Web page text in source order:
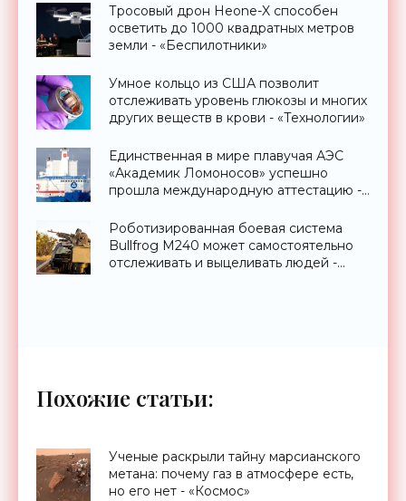
Тросовый дрон Heone-X способен
осветить до 1000 квадратных метров
земли - «Беспилотники»
Умное кольцо из США позволит
отслеживать уровень глюкозы и многих
других веществ в крови - «Технологии»
Единственная в мире плавучая АЭС
«Академик Ломоносов» успешно
прошла международную аттестацию -
Роботизированная боевая система
Bullfrog M240 может самостоятельно
отслеживать и выцеливать людей -
Похожие статьи:
Ученые раскрыли тайну марсианского
метана: почему газ в атмосфере есть,
но его нет - «Космос»